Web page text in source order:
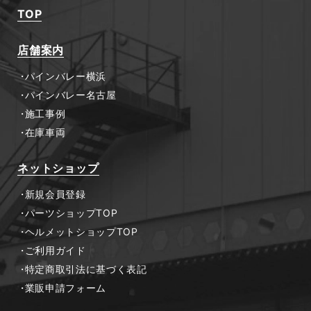
TOP
店舗案内
パインバレー横浜
パインバレー名古屋
施工事例
在庫車両
ネットショップ
新規会員登録
パーツショップTOP
ヘルメットショップTOP
ご利用ガイド
特定商取引法に基づく表記
業販申請フォーム